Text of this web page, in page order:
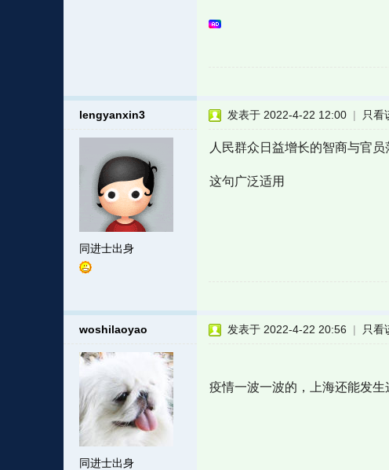
lengyanxin3
同进士出身
发表于 2022-4-22 12:00 | 只看
人民群众日益增长的智商与官
这句广泛适用
woshilaoyao
同进士出身
发表于 2022-4-22 20:56 | 只看
疫情一波一波的，上海还能发